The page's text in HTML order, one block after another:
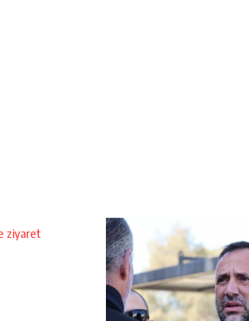
ziyaret